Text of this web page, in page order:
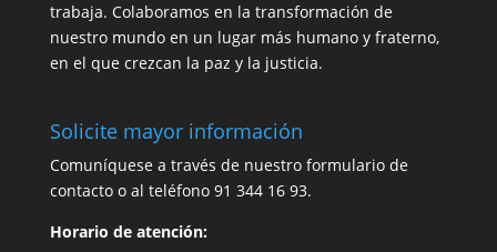
trabaja. Colaboramos en la transformación de
nuestro mundo en un lugar más humano y fraterno,
en el que crezcan la paz y la justicia.
Solicite mayor información
Comuníquese a través de nuestro formulario de
contactoo al teléfono 91 344 16 93.
Horario de atención: